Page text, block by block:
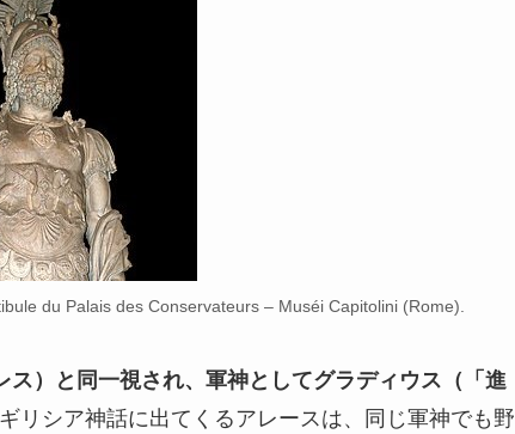
du Palais des Conservateurs – Muséi Capitolini (Rome).
ス）と同一視され、軍神としてグラディウス（「進
リシア神話に出てくるアレースは、同じ軍神でも野